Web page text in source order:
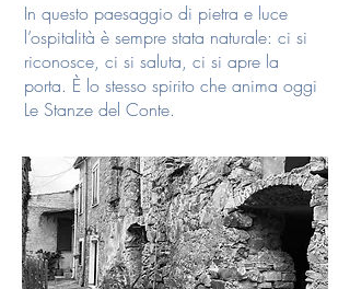
In questo paesaggio di pietra e luce
l’ospitalità è sempre stata naturale: ci si
riconosce, ci si saluta, ci si apre la
porta. È lo stesso spirito che anima oggi
Le Stanze del Conte.